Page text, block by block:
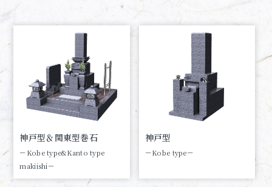
神戸型＆関東型巻石
－Kobe type&Kanto type
makiishi－
神戸型
－Kobe type－